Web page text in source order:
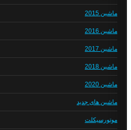
ماشین 2015
ماشین 2016
ماشین 2017
ماشین 2018
ماشین 2020
ماشین های جدید
موتورسیکلت